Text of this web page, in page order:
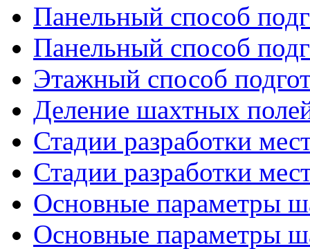
Панельный способ
Панельный способ
Этажный способ
Деление шахтных
Стадии разработки
Стадии разработки
Основные параметры
Основные параметры